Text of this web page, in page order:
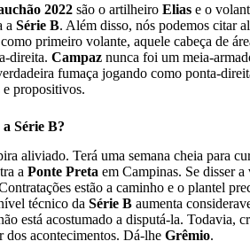
2022 são o artilheiro Elias e o
a Série B. Além disso, nós podemos citar
como primeiro volante, aquele cabeça de
direita. Campaz nunca foi um meia-
fumaça jogando como ponta-
e propositivos.
Série B?
aliviado. Terá uma semana cheia para
a Ponte Preta em Campinas. Se disser
estão a caminho e o plantel
técnico da Série B aumenta
está acostumado a disputá-la. Todavia,
dos acontecimentos. Dá-lhe Grêmio.